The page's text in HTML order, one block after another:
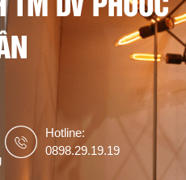
Hotline:
0898.29.19.19